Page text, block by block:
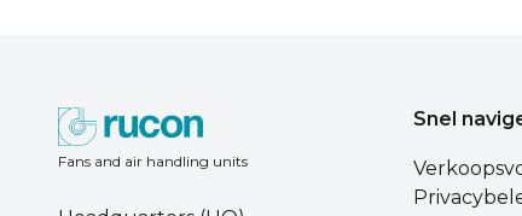
Fans and air handling units
Snel